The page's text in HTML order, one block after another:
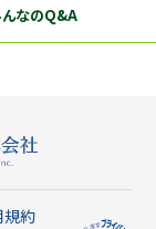
なのQ&A
規約